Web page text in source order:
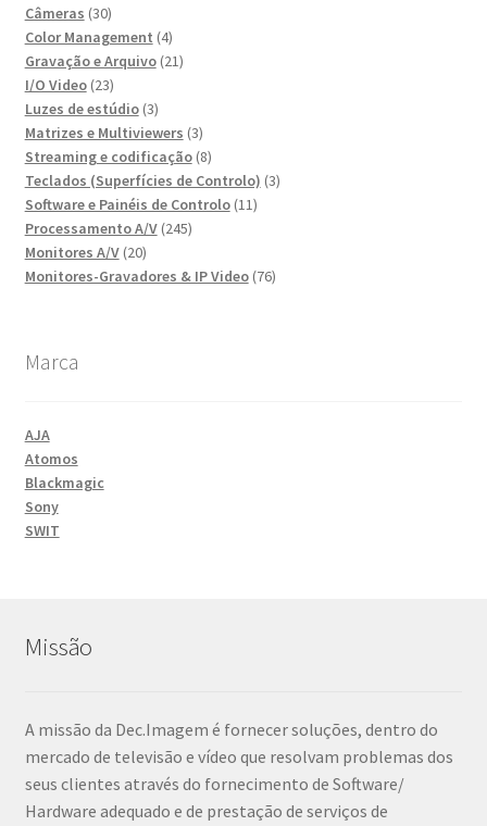
Câmeras 3030
produtos
Color Management 44
produtos
Gravação e Arquivo 2121
I/O Video 2323
produtos
Luzes de estúdio 33
produtos
Matrizes e Multiviewers 33
produtos
Streaming e codificação 88
produtos
Teclados (Superfícies de Controlo) 33
Software e Painéis de Controlo 1111
Processamento A/V 245245
Monitores A/V 2020
produtos
Monitores-Gravadores & IP Video 7676
Marca
AJA
Atomos
Blackmagic
Sony
SWIT
Missão
A missão da Dec.Imagem é fornecer soluções, dentro do
mercado de televisão e vídeo que resolvam problemas dos
seus clientes através do fornecimento de Software/
Hardware adequado e de prestação de serviços de